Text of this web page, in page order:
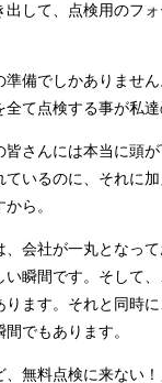
して、点検用のフ
備でしかありませ
て点検する事が私達
さんには本当に頭
いるのに、それに
ら。
会社が一丸となっ
瞬間です。そして
ます。それと同時
でもあります。
、無料点検に来ない